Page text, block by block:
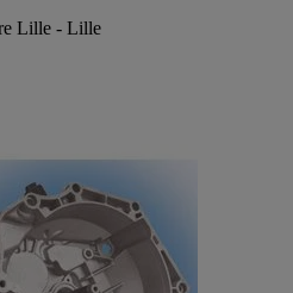
Lille - Lille